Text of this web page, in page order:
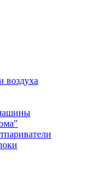
воздуха